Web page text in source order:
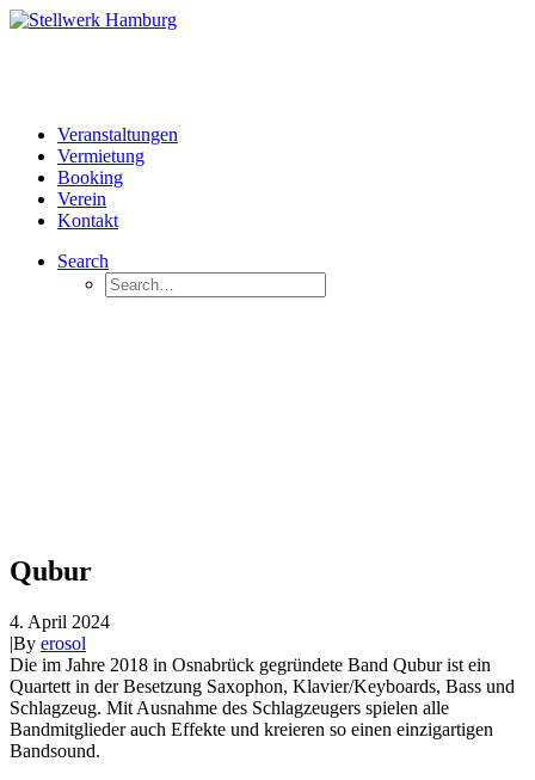
Veranstaltungen
Vermietung
Booking
Verein
Kontakt
Search
Qubur
4. April 2024
|By erosol
Die im Jahre 2018 in Osnabrück gegründete Band Qubur ist ein
Quartett in der Besetzung Saxophon, Klavier/Keyboards, Bass und
Schlagzeug. Mit Ausnahme des Schlagzeugers spielen alle
Bandmitglieder auch Effekte und kreieren so einen einzigartigen
Bandsound.